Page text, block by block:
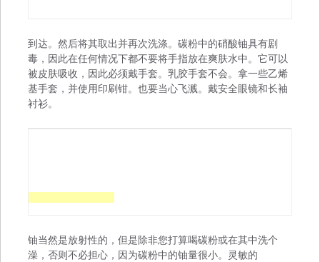
到达。然后将其取出并再次洗涤。碳粉中的硝酸铀具有剧
毒，因此在任何情况下都不要将手指放在爽肤水中。它可以
被皮肤吸收，因此必须戴手套。乳胶手套不会。拿一些乙烯
基手套，并使用印刷钳。也要当心飞溅。戴安全眼镜和长袖
衬衫。
铀当然是放射性的，但是除非您打算喝碳粉或在其中洗个
澡，否则不必担心，因为碳粉中的铀量很小。灵敏的